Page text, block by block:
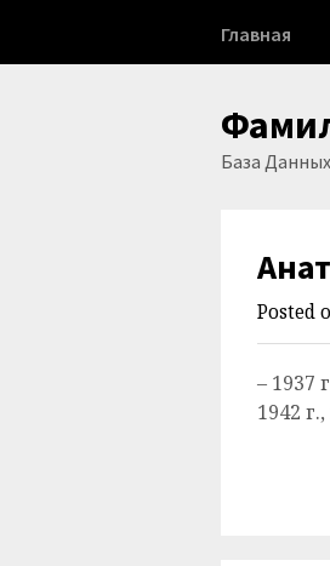
content
Главная
База
Posted
– 1937
1942